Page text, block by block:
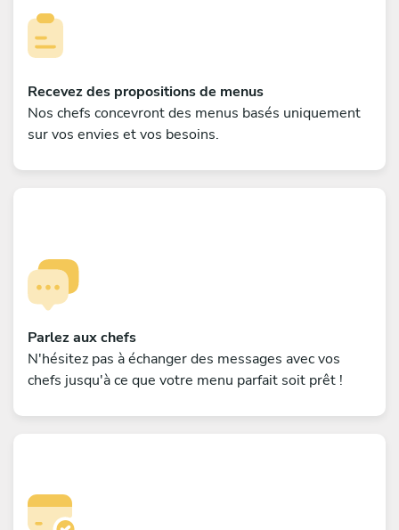
Recevez des propositions de menus
Nos chefs concevront des menus basés uniquement
sur vos envies et vos besoins.
Parlez aux chefs
N'hésitez pas à échanger des messages avec vos
chefs jusqu'à ce que votre menu parfait soit prêt !